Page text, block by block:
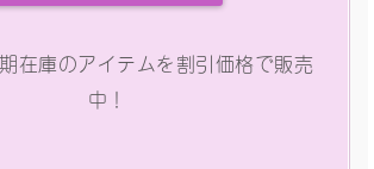
在庫のアイテムを割引価格で販売
中！